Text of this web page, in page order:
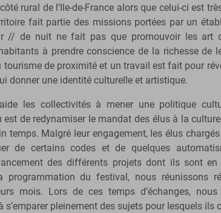
rural de l’Ile-de-France alors que celui-ci est
fait partie des missions portées par un
// de nuit ne fait pas que promouvoir les art
à prendre conscience de la richesse de
tourisme de proximité et un travail est fait pour
donner une identité culturelle et artistique.
les collectivités à mener une politique
est de redynamiser le mandat des élus à la
temps. Malgré leur engagement, les élus
de certains codes et de quelques
des différents projets dont ils sont en
programmation du festival, nous réunissons
mois. Lors de ces temps d’échanges,
s’emparer pleinement des sujets pour lesquels ils